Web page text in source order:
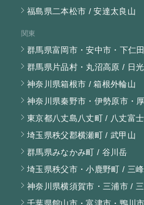
福島県二本松市 / 安達太良山
関東
群馬県富岡市・安中市・下仁
群馬県片品村・丸沼高原 / 日
神奈川県箱根市 / 箱根外輪山
神奈川県秦野市・伊勢原市・
東京都八丈島八丈町 / 八丈富士
埼玉県秩父郡横瀬町 / 武甲山
群馬県みなかみ町 / 谷川岳
埼玉県秩父市・小鹿野町 / 三
神奈川県横須賀市・三浦市 /